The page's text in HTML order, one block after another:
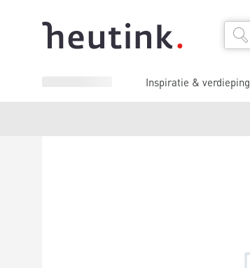
Inspiratie & verdieping